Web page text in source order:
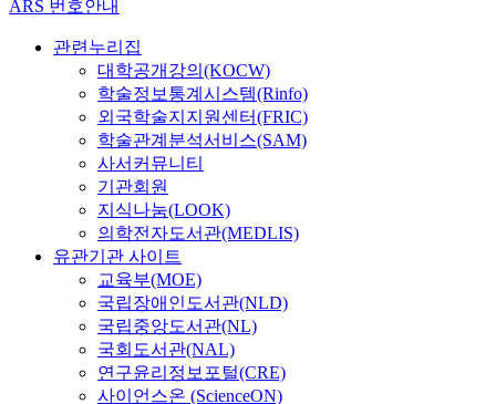
ARS 번호안내
관련누리집
대학공개강의(KOCW)
학술정보통계시스템(Rinfo)
외국학술지지원센터(FRIC)
학술관계분석서비스(SAM)
사서커뮤니티
기관회원
지식나눔(LOOK)
의학전자도서관(MEDLIS)
유관기관 사이트
교육부(MOE)
국립장애인도서관(NLD)
국립중앙도서관(NL)
국회도서관(NAL)
연구윤리정보포털(CRE)
사이언스온 (ScienceON)